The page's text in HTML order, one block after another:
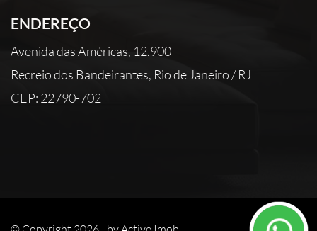
ENDEREÇO
Avenida das Américas, 12.900
Recreio dos Bandeirantes, Rio de Janeiro / RJ
CEP: 22790-702